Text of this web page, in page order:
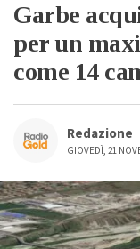
Garbe
per un
come 14
Redazione
GIOVEDÌ, 21